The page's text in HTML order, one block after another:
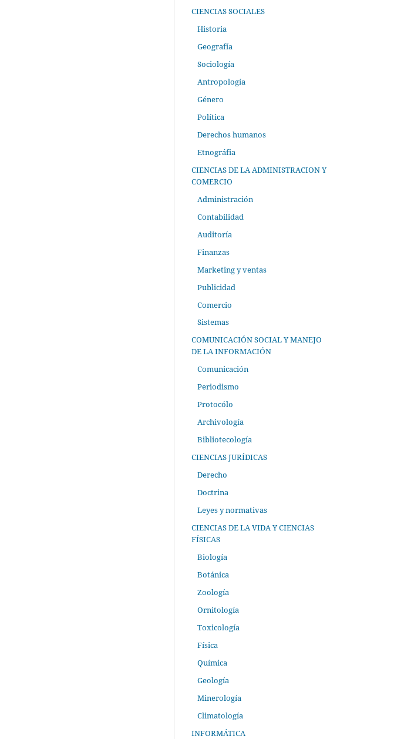
CIENCIAS SOCIALES
Historia
Geografía
Sociología
Antropología
Género
Política
Derechos humanos
Etnográfia
CIENCIAS DE LA ADMINISTRACION Y
COMERCIO
Administración
Contabilidad
Auditoría
Finanzas
Marketing y ventas
Publicidad
Comercio
Sistemas
COMUNICACIÓN SOCIAL Y MANEJO
DE LA INFORMACIÓN
Comunicación
Periodismo
Protocólo
Archivología
Bibliotecología
CIENCIAS JURÍDICAS
Derecho
Doctrina
Leyes y normativas
CIENCIAS DE LA VIDA Y CIENCIAS
FÍSICAS
Biología
Botánica
Zoología
Ornitología
Toxicología
Física
Química
Geología
Minerología
Climatología
INFORMÁTICA